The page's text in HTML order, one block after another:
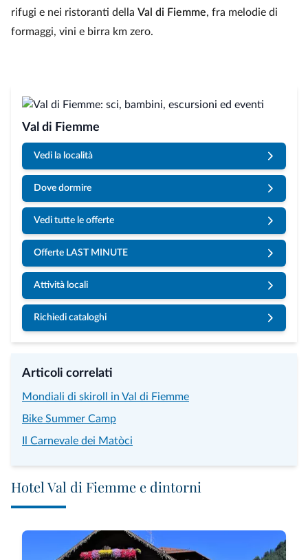
rifugi e nei ristoranti della Val di Fiemme, fra melodie di
formaggi, vini e birra km zero.
Val di Fiemme
Vedi la località
Dove dormire
Vedi tutte le offerte
Offerte LAST MINUTE
Attività locali
Richiedi cataloghi
Articoli correlati
Mondiali di skiroll in Val di Fiemme
Bike Summer Camp
Il Carnevale dei Matòci
Hotel Val di Fiemme e dintorni